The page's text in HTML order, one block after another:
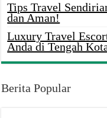
Tips Travel
dan Aman!
Luxury Travel
Anda di Tengah
Berita Popular